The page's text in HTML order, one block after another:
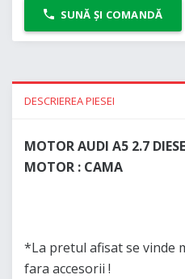
SUNĂ ȘI COMANDĂ
DESCRIEREA PIESEI
MOTOR AUDI A5 2.7
MOTOR : CAMA
*La pretul afisat se vinde
fara accesorii !